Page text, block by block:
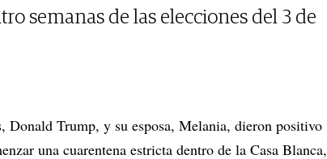
semanas de las elecciones del 3 de
Donald Trump, y su esposa, Melania, dieron positivo
una cuarentena estricta dentro de la Casa Blanca,